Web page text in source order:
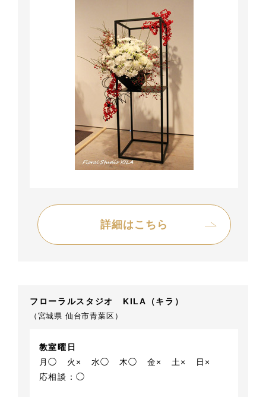
詳細はこちら
フローラルスタジオ KILA（キラ）
（宮城県 仙台市青葉区）
教室曜日
月◯
火× 水◯ 木◯ 金× 土×
日×
応相談：◯